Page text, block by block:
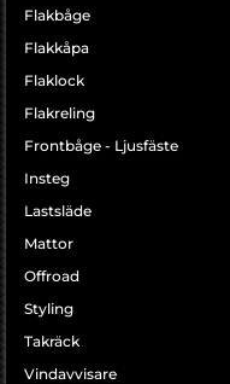
Flakbåge
Flakkåpa
Flaklock
Flakreling
Frontbåge - Ljusfäste
Insteg
Lastsläde
Mattor
Offroad
Styling
Takräck
Vindavvisare